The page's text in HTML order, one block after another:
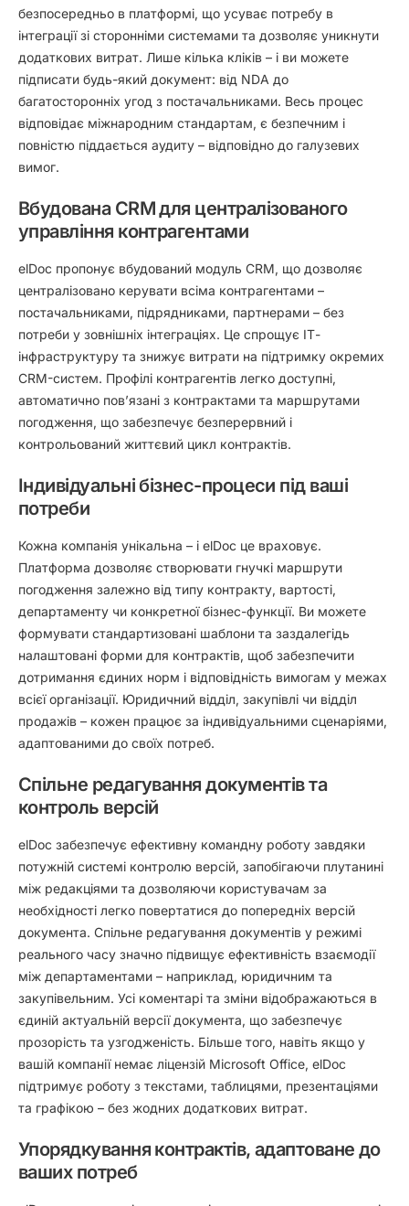
безпосередньо в платформі, що усуває потребу в
інтеграції зі сторонніми системами та дозволяє уникнути
додаткових витрат. Лише кілька кліків – і ви можете
підписати будь-який документ: від NDA до
багатосторонніх угод з постачальниками. Весь процес
відповідає міжнародним стандартам, є безпечним і
повністю піддається аудиту – відповідно до галузевих
вимог.
Вбудована CRM для централізованого
управління контрагентами
elDoc пропонує вбудований модуль CRM, що дозволяє
централізовано керувати всіма контрагентами –
постачальниками, підрядниками, партнерами – без
потреби у зовнішніх інтеграціях. Це спрощує ІТ-
інфраструктуру та знижує витрати на підтримку окремих
CRM-систем. Профілі контрагентів легко доступні,
автоматично пов’язані з контрактами та маршрутами
погодження, що забезпечує безперервний і
контрольований життєвий цикл контрактів.
Індивідуальні бізнес-процеси під ваші
потреби
Кожна компанія унікальна – і elDoc це враховує.
Платформа дозволяє створювати гнучкі маршрути
погодження залежно від типу контракту, вартості,
департаменту чи конкретної бізнес-функції. Ви можете
формувати стандартизовані шаблони та заздалегідь
налаштовані форми для контрактів, щоб забезпечити
дотримання єдиних норм і відповідність вимогам у межах
всієї організації. Юридичний відділ, закупівлі чи відділ
продажів – кожен працює за індивідуальними сценаріями,
адаптованими до своїх потреб.
Спільне редагування документів та
контроль версій
elDoc забезпечує ефективну командну роботу завдяки
потужній системі контролю версій, запобігаючи плутанині
між редакціями та дозволяючи користувачам за
необхідності легко повертатися до попередніх версій
документа. Спільне редагування документів у режимі
реального часу значно підвищує ефективність взаємодії
між департаментами – наприклад, юридичним та
закупівельним. Усі коментарі та зміни відображаються в
єдиній актуальній версії документа, що забезпечує
прозорість та узгодженість. Більше того, навіть якщо у
вашій компанії немає ліцензій Microsoft Office, elDoc
підтримує роботу з текстами, таблицями, презентаціями
та графікою – без жодних додаткових витрат.
Упорядкування контрактів, адаптоване до
ваших потреб